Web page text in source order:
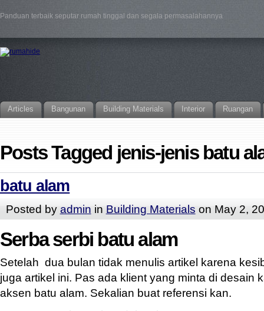
Panduan terbaik seputar rumah tinggal dan segala permasalahannya
Articles Bangunan Building Materials Interior Ruangan
Posts Tagged jenis-jenis batu
batu alam
Posted by admin in Building Materials on May 2,
Serba serbi batu alam
Setelah dua bulan tidak menulis artikel karena
juga artikel ini. Pas ada klient yang minta di desain
aksen batu alam. Sekalian buat referensi kan.